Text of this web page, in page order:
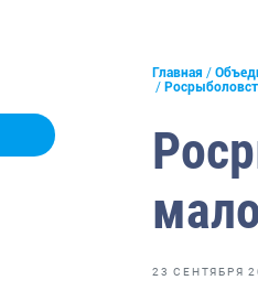
Отраслевые СМИ
Выставки и конференции
Рыбоохрана России
Главная
23 СЕНТЯБРЯ